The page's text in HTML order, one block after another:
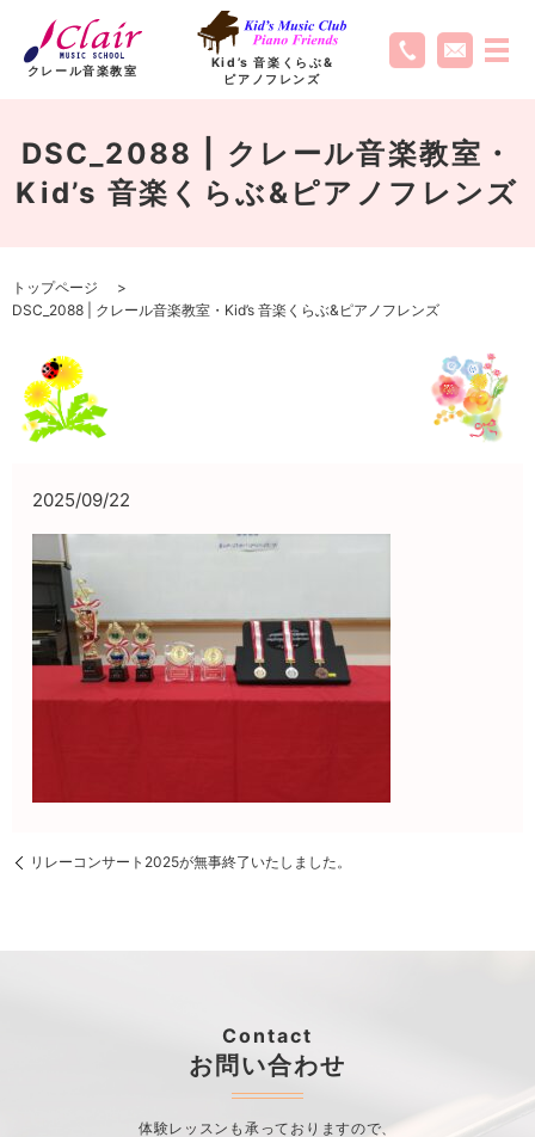
クレール音楽教室
Kid’s 音楽くらぶ&
ピアノフレンズ
DSC_2088 | クレール音楽教室・
Kid’s 音楽くらぶ&ピアノフレンズ
トップページ
DSC_2088 | クレール音楽教室・Kid’s 音楽くらぶ&ピアノフレンズ
2025/09/22
リレーコンサート2025が無事終了いたしました。
Contact
お問い合わせ
体験レッスンも承っておりますので、